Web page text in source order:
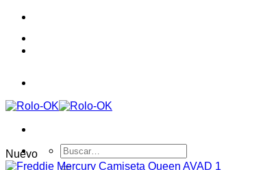
Saltar
contenido
Buscar
por:
Nuevo